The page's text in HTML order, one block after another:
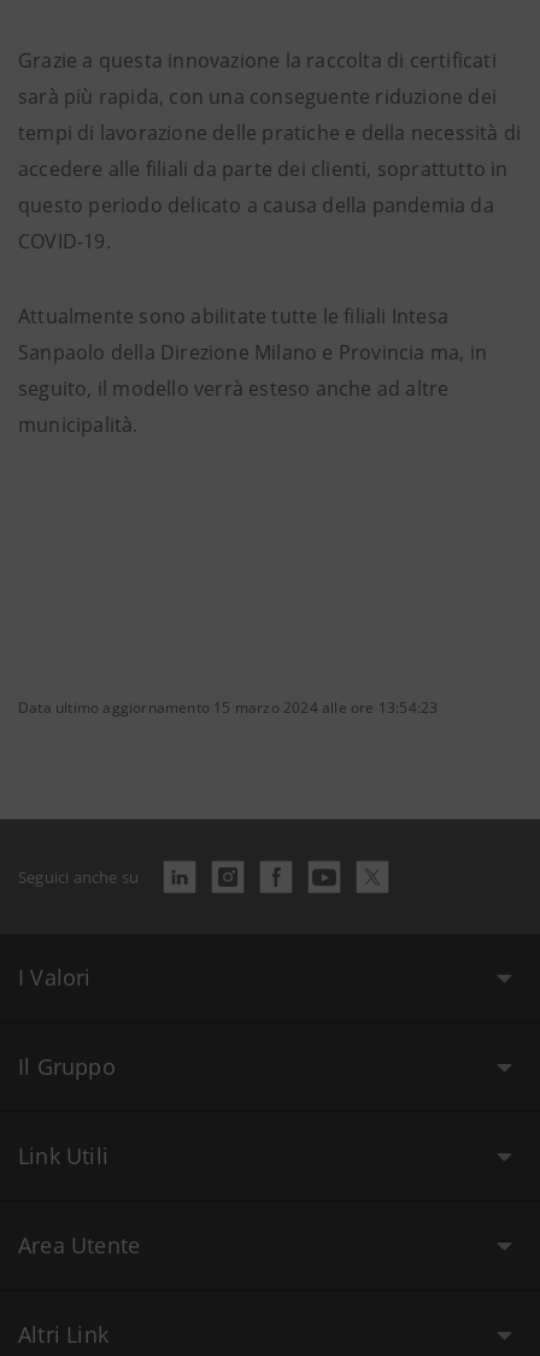
Grazie a questa innovazione la raccolta di certificati
sarà più rapida, con una conseguente riduzione dei
tempi di lavorazione delle pratiche e della necessità di
accedere alle filiali da parte dei clienti, soprattutto in
questo periodo delicato a causa della pandemia da
COVID-19.
Attualmente sono abilitate tutte le filiali Intesa
Sanpaolo della Direzione Milano e Provincia ma, in
seguito, il modello verrà esteso anche ad altre
municipalità.
Data ultimo aggiornamento 15 marzo 2024 alle ore 13:54:23
Seguici anche su
I Valori
Il Gruppo
Link Utili
Area Utente
Altri Link